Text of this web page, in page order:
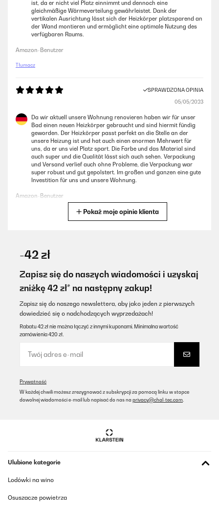
ist, da er nicht viel Platz einnimmt und dennoch eine
gleichmäßige Wärmeverteilung gewährleistet. Dank der
vertikalen Ausrichtung lässt sich der Heizkörper platzsparend an
der Wand montieren und ermöglicht eine optimale Nutzung des
verfügbaren Raums.
Amazon-Benutzer
Tłumacz
SPRAWDZONA OPINIA
05/05/2023
Da wir aktuell unsere Wohnung renovieren haben wir für unser
Bad einen neuen Heizkörper gebraucht und sind hiermit fündig
geworden. Der Heizkörper passt perfekt an die Stelle an der
unsere Heizung ist und hat auch einen enormen Mehrwert für
uns, da er uns viel Platz spart. Die Farbe und das Material sind
auch super und die Qualität lässt sich auch sehen. Verpackung
und Versand verlief auch ohne Probleme, die Verpackung war
super robust und gut gepolstert. Im großen und ganzen eine gute
Investition für uns und unsere Wohnung.
Amazon-Benutzer
Bad sehr klein ist und wir ihn zur Ergänzung für die
Fußbodenheizung benötigen. Die Installation durch einen
befreundetet Fachmann hat auch super geklappt. Die
Verarbeitung und Qualität hat auch einen guten Eindruck
gemacht. Außerdem macht er einen schicken Eindruck im Bad
und ist sehr kompakt.
Amazon-Benutzer
SPRAWDZONA OPINIA
Der Heizkörper ist Qualitativ, sehr hochwertig.Auch die
Lackierung ist Kratz und stoßfest.Angeschlossen ist der
Pokaż moje opinie klienta
-42 zł
Zapisz się do naszych wiadomości i uzyskaj
zniżkę 42 zł* na następny zakup!
Zapisz się do naszego newslettera, aby jako jeden z pierwszych
dowiedzieć się o nadchodzących wyprzedażach!
Rabatu 42 zł nie można łączyć z innymi kuponami. Minimalna wartość
zamówienia 420 zł.
Prywatność
W każdej chwili możesz zrezygnować z subskrypcji za pomocą linku w stopce
dowolnej wiadomości e-mail lub napisać do nas na privacy@chal-tec.com
Ulubione kategorie
Lodówki na wino
Osuszacze powietrza